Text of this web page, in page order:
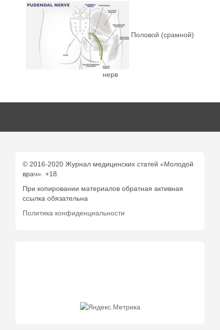
Половой (срамной)
нерв
© 2016-2020 Журнал медицинских статей «Молодой
врач». +18.
При копировании материалов обратная активная
ссылка обязательна
Политика конфиденциальности